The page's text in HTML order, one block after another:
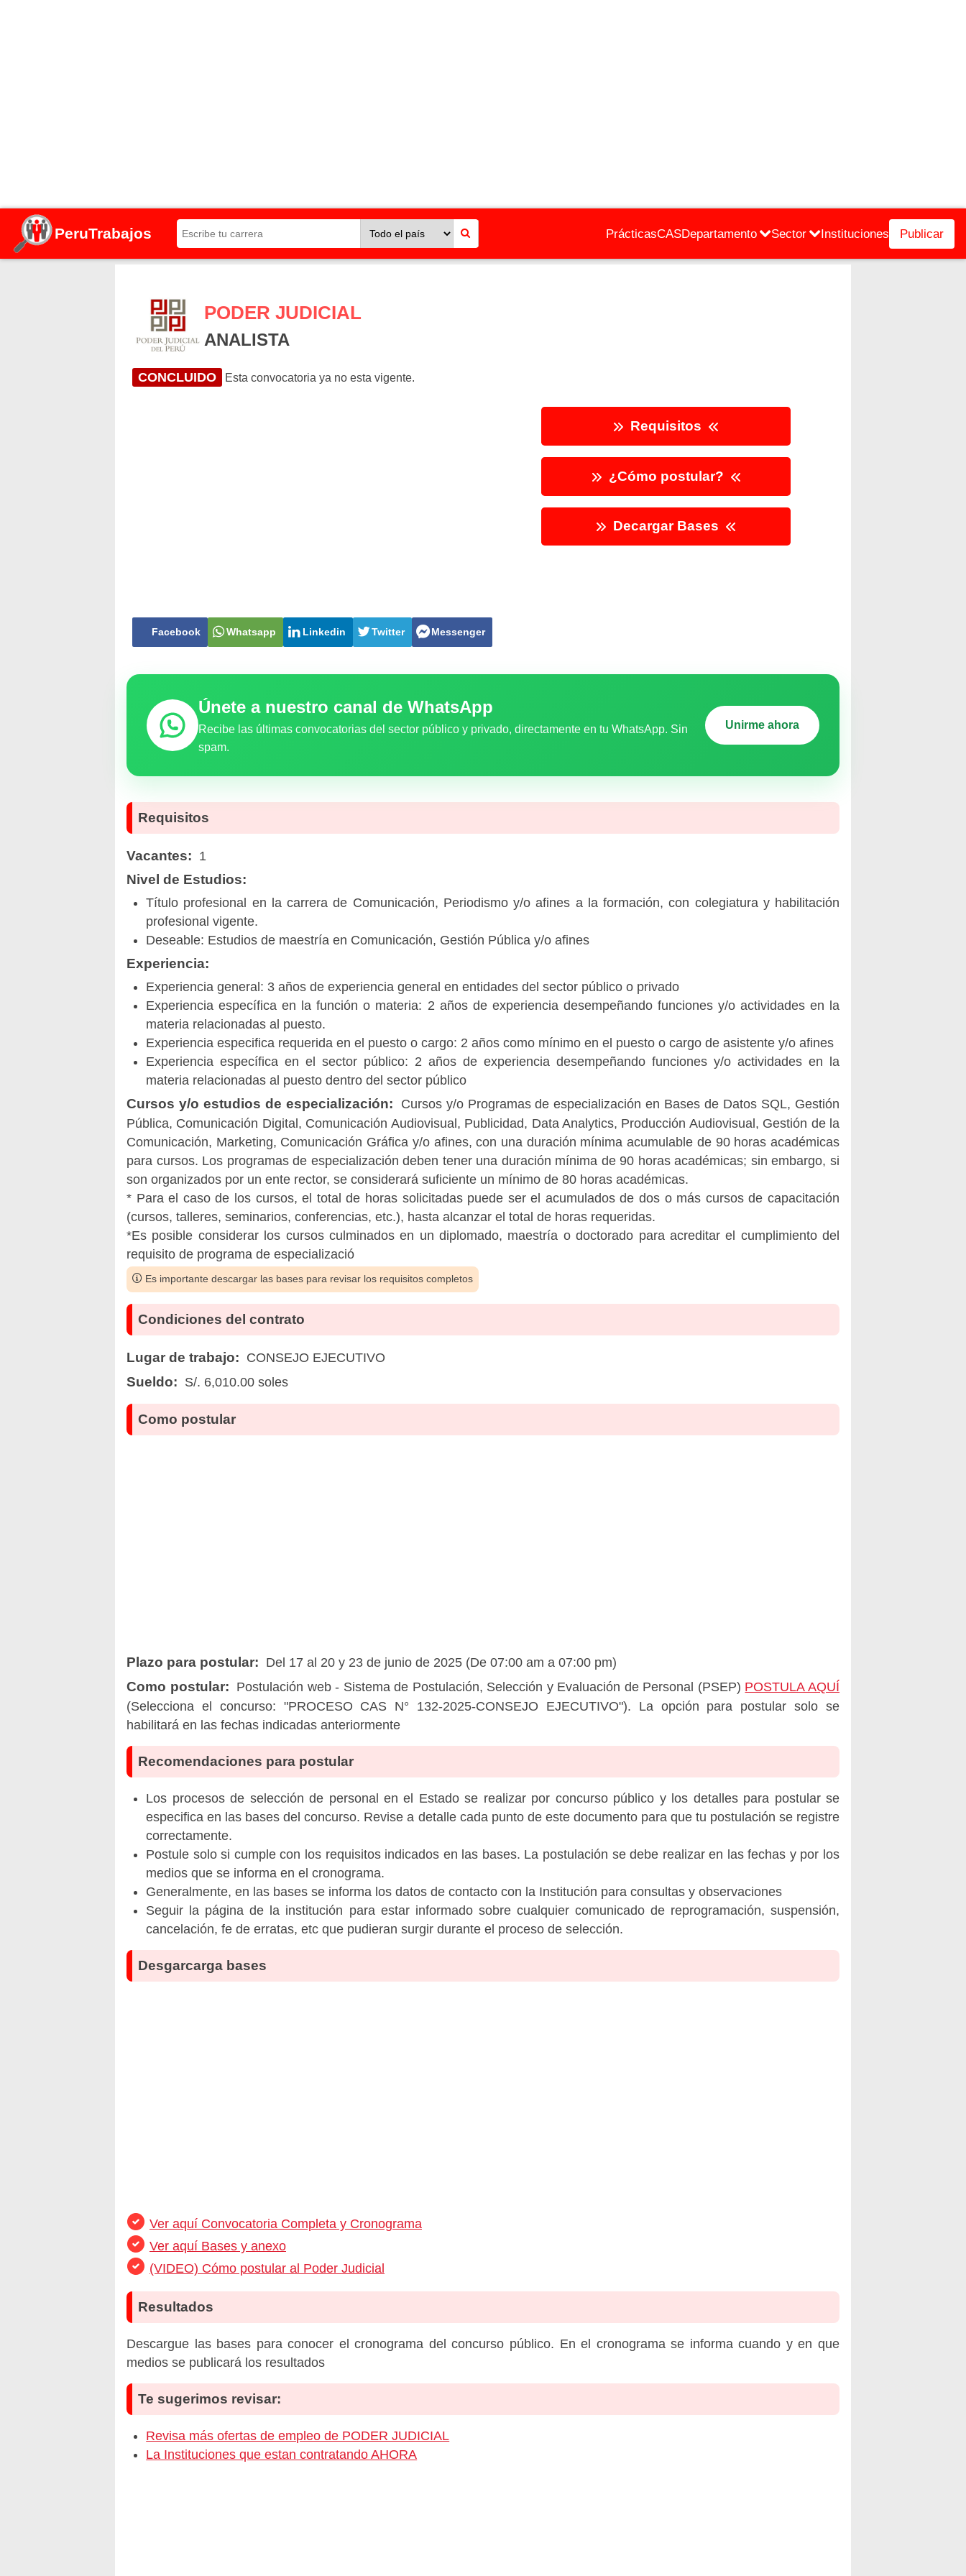
PeruTrabajos PrácticasCASDepartamento Sector Instituciones Publicar
PODER JUDICIAL
ANALISTA
CONCLUIDO Esta convocatoria ya no esta vigente.
Facebook Whatsapp Linkedin Twitter Messenger
Requisitos
¿Cómo postular?
Decargar Bases
Únete a nuestro canal de WhatsApp
Recibe las últimas convocatorias del sector público y privado, directamente en tu WhatsApp. Sin
spam.
Unirme ahora
Requisitos
Vacantes: 1
Nivel de Estudios:
Título profesional en la carrera de Comunicación, Periodismo y/o afines a la formación, con colegiatura y habilitación
profesional vigente.
Deseable: Estudios de maestría en Comunicación, Gestión Pública y/o afines
Experiencia:
Experiencia general: 3 años de experiencia general en entidades del sector público o privado
Experiencia específica en la función o materia: 2 años de experiencia desempeñando funciones y/o actividades en la
materia relacionadas al puesto.
Experiencia especifica requerida en el puesto o cargo: 2 años como mínimo en el puesto o cargo de asistente y/o afines
Experiencia específica en el sector público: 2 años de experiencia desempeñando funciones y/o actividades en la
materia relacionadas al puesto dentro del sector público
Cursos y/o estudios de especialización:
Cursos y/o Programas de especialización en Bases de Datos SQL, Gestión
Pública, Comunicación Digital, Comunicación Audiovisual, Publicidad, Data Analytics, Producción Audiovisual, Gestión de la
Comunicación, Marketing, Comunicación Gráfica y/o afines, con una duración mínima acumulable de 90 horas académicas
para cursos. Los programas de especialización deben tener una duración mínima de 90 horas académicas; sin embargo, si
son organizados por un ente rector, se considerará suficiente un mínimo de 80 horas académicas.
* Para el caso de los cursos, el total de horas solicitadas puede ser el acumulados de dos o más cursos de capacitación
(cursos, talleres, seminarios, conferencias, etc.), hasta alcanzar el total de horas requeridas.
*Es posible considerar los cursos culminados en un diplomado, maestría o doctorado para acreditar el cumplimiento del
requisito de programa de especializació
Es importante descargar las bases para revisar los requisitos completos
Condiciones del contrato
Lugar de trabajo: CONSEJO EJECUTIVO
Sueldo: S/. 6,010.00 soles
Como postular
Plazo para postular: Del 17 al 20 y 23 de junio de 2025 (De 07:00 am a 07:00 pm)
Como postular: Postulación web - Sistema de Postulación, Selección y Evaluación de Personal (PSEP) POSTULA AQUÍ
(Selecciona el concurso: "PROCESO CAS N° 132-2025-CONSEJO EJECUTIVO"). La opción para postular solo se
habilitará en las fechas indicadas anteriormente
Recomendaciones para postular
Los procesos de selección de personal en el Estado se realizar por concurso público y los detalles para postular se
especifica en las bases del concurso. Revise a detalle cada punto de este documento para que tu postulación se registre
correctamente.
Postule solo si cumple con los requisitos indicados en las bases. La postulación se debe realizar en las fechas y por los
medios que se informa en el cronograma.
Generalmente, en las bases se informa los datos de contacto con la Institución para consultas y observaciones
Seguir la página de la institución para estar informado sobre cualquier comunicado de reprogramación, suspensión,
cancelación, fe de erratas, etc que pudieran surgir durante el proceso de selección.
Desgarcarga bases
Ver aquí Convocatoria Completa y Cronograma
Ver aquí Bases y anexo
(VIDEO) Cómo postular al Poder Judicial
Resultados
Descargue las bases para conocer el cronograma del concurso público. En el cronograma se informa cuando y en que
medios se publicará los resultados
Te sugerimos revisar:
Revisa más ofertas de empleo de PODER JUDICIAL
La Instituciones que estan contratando AHORA